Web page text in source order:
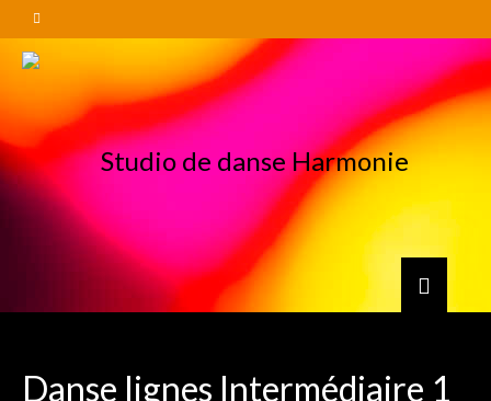
Danse lignes Intermédiaire 1